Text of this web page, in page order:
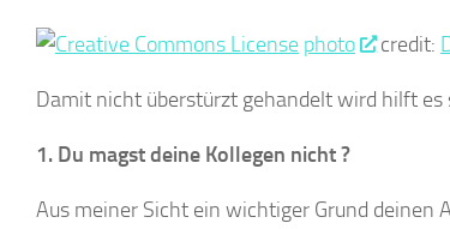
photo credit:
Damit nicht überstürzt gehandelt wird hilft es
1. Du magst deine Kollegen nicht ?
Aus meiner Sicht ein wichtiger Grund deinen